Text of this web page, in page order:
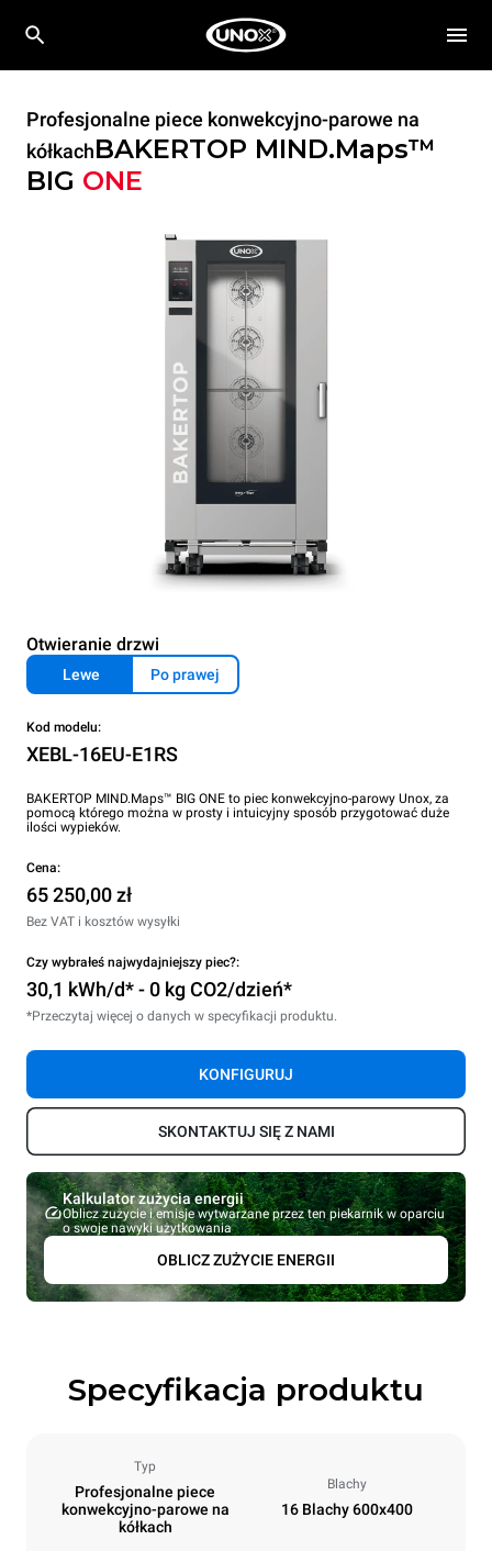
Profesjonalne piece konwekcyjno-parowe na
kółkachBAKERTOP MIND.Maps™
BIG ONE
Otwieranie drzwi
Lewe Po prawej
Kod modelu:
XEBL-16EU-E1RS
BAKERTOP MIND.Maps™ BIG ONE to piec konwekcyjno-parowy Unox, za
pomocą którego można w prosty i intuicyjny sposób przygotować duże
ilości wypieków.
Cena:
65 250,00 zł
Bez VAT i kosztów wysyłki
Czy wybrałeś najwydajniejszy piec?:
30,1 kWh/d* - 0 kg CO2/dzień*
*Przeczytaj więcej o danych w specyfikacji produktu.
KONFIGURUJ
SKONTAKTUJ SIĘ Z NAMI
Kalkulator zużycia energii
Oblicz zużycie i emisje wytwarzane przez ten piekarnik w oparciu
o swoje nawyki użytkowania
OBLICZ ZUŻYCIE ENERGII
Specyfikacja produktu
Typ
Profesjonalne piece
konwekcyjno-parowe na
kółkach
Blachy
16 Blachy 600x400